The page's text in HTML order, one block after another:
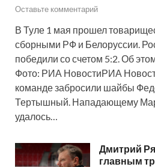
Оставьте комментарий
В Туле 1 мая прошел
сборными РФ и Белоруссии.
победили со счетом 5:2. Об
Фото: РИА НовостиРИА
команде забросили шайбы
Тертышный. Нападающему
удалось…
Дмитрий
главным